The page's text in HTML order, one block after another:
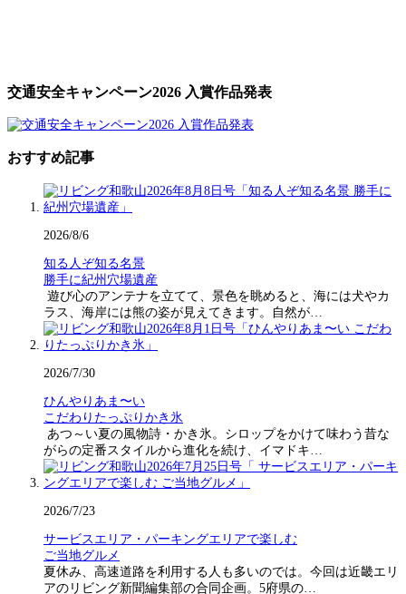
交通安全キャンペーン2026 入賞作品発表
おすすめ記事
2026/8/6
知る人ぞ知る名景
勝手に紀州穴場遺産
遊び心のアンテナを立てて、景色を眺めると、海には犬やカ
ラス、海岸には熊の姿が見えてきます。自然が…
2026/7/30
ひんやりあま〜い
こだわりたっぷりかき氷
あつ～い夏の風物詩・かき氷。シロップをかけて味わう昔な
がらの定番スタイルから進化を続け、イマドキ…
2026/7/23
サービスエリア・パーキングエリアで楽しむ
ご当地グルメ
夏休み、高速道路を利用する人も多いのでは。今回は近畿エリ
アのリビング新聞編集部の合同企画。5府県の…